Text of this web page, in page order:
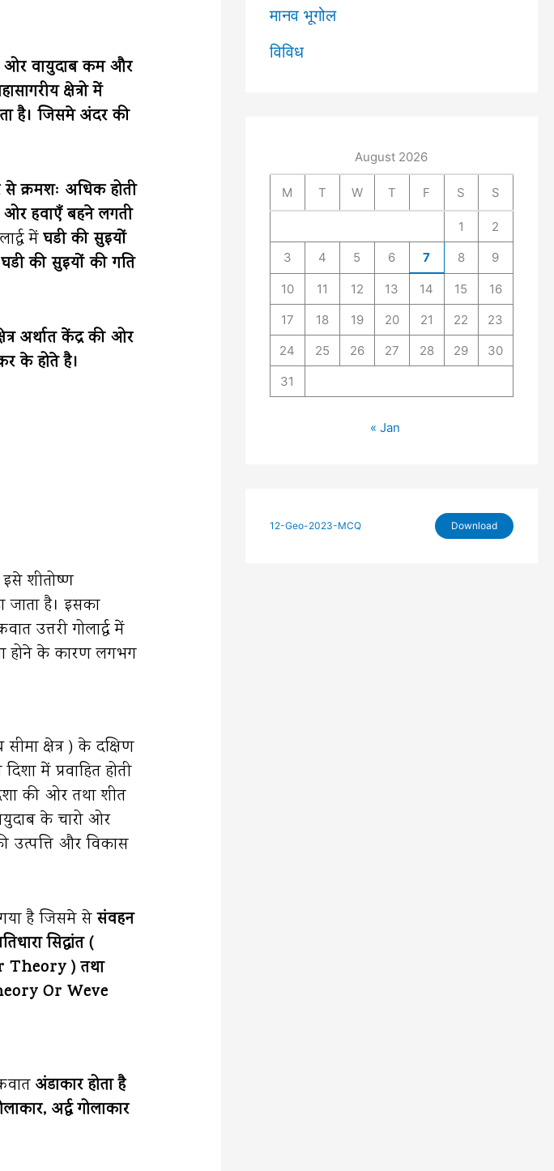
ओर वायुदाब कम और
क्षेत्रो में
है। जिसमे अंदर की
से क्रमशः अधिक होती
ओर हवाएँ बहने लगती
मेंघडी की सुइयों
की सुइयों की गति
अर्थात केंद्र की ओर
के होते है।
शीतोष्ण
जाता है। इसका
उत्तरी गोलार्द्ध में
होने के कारण लगभग
क्षेत्र ) के दक्षिण
में प्रवाहित होती
की ओर तथा शीत
के चारो ओर
उत्पत्ति और विकास
है जिसमे सेसंवहन
सिद्धांत (
Theory ) तथा
Or Weve
अंडाकार होता है
अर्द्ध गोलाकार
मानव भूगोल
विविध
August 2026
M T W T F S S
1
2
3
4 5 6 7 8 9
10 11 12 13 14 15
16
17
18 19 20 21 22
23
24
25 26 27 28 29
30
31
« Jan
12-Geo-2023-MCQ Download